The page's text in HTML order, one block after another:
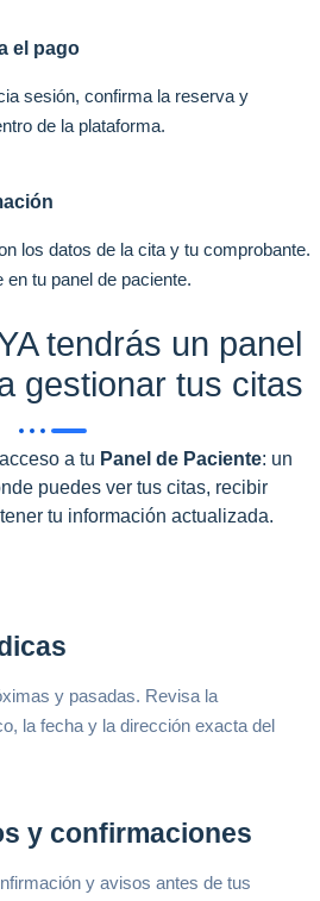
el pago
sesión, confirma la reserva y
de la plataforma.
los datos de la cita y tu comprobante.
en tu panel de paciente.
tendrás un panel
gestionar tus citas
a tu Panel de Paciente: un
puedes ver tus citas, recibir
tu información actualizada.
y pasadas. Revisa la
la fecha y la dirección exacta del
y confirmaciones
y avisos antes de tus